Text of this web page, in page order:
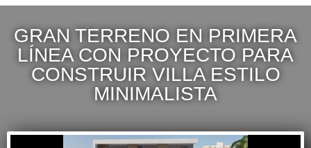
GRAN TERRENO EN PRIMERA
LÍNEA CON PROYECTO PARA
CONSTRUIR VILLA ESTILO
MINIMALISTA